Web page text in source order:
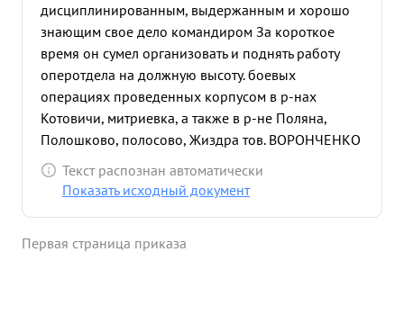
дисциплинированным, выдержанным и хорошо
знающим свое дело командиром За короткое
время он сумел организовать и поднять работу
оперотдела на должную высоту. боевых
операциях проведенных корпусом в р-нах
Котовичи, митриевка, а также в р-не Поляна,
Полошково, полосово, Жиздра тов. ВОРОНЧЕНКО
принимал самое активное участие будучи лично
смелым, решительным и тактически грамотным
командованию в принятии правильных решений
Текст распознан автоматически
Показать исходный документ
Первая страница приказа